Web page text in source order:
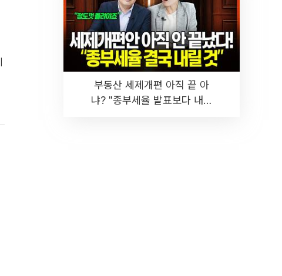
부동산 세제개편 아직 끝 아
냐? "종부세율 발표보다 내릴